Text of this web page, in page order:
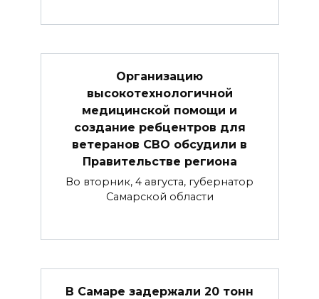
Организацию
высокотехнологичной
медицинской помощи и
создание ребцентров для
ветеранов СВО обсудили в
Правительстве региона
Во вторник, 4 августа, губернатор
Самарской области
В Самаре задержали 20 тонн